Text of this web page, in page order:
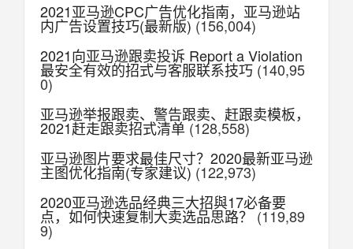
2021亚马逊CPC广告优化指南，亚马逊站
内广告设置技巧(最新版)(156,004)
2021向亚马逊跟卖投诉 Report a Violation
最安全有效的招式与客服联系技巧 (140,95
0)
亚马逊举报跟卖、警告跟卖、赶跟卖模板，
2021赶走跟卖招式清单(128,558)
亚马逊图片要求最佳尺寸？2020最新亚马逊
主图优化指南(专家建议) (122,973)
2020亚马逊选品经典三大招與17必备要
点，如何快速复制大卖选品思路？ (119,89
9)